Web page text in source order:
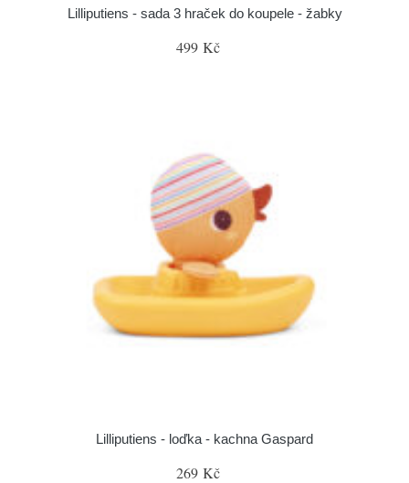
Lilliputiens - sada 3 hraček do koupele - žabky
499 Kč
Lilliputiens - loďka - kachna Gaspard
269 Kč